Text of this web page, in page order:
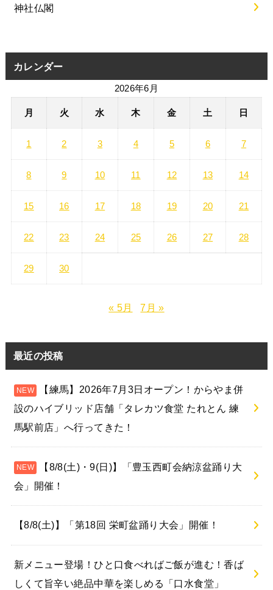
神社仏閣
カレンダー
2026年6月
月 火 水 木 金 土 日
1 2 3 4 5 6 7
8 9 10 11 12 13 14
15 16 17 18 19 20 21
22 23 24 25 26 27 28
29 30
« 5月 7月 »
最近の投稿
【練馬】2026年7月3日オープン！からやま併
設のハイブリッド店舗「タレカツ食堂 たれとん 練
馬駅前店」へ行ってきた！
【8/8(土)・9(日)】「豊玉西町会納涼盆踊り大
会」開催！
【8/8(土)】「第18回 栄町盆踊り大会」開催！
新メニュー登場！ひと口食べればご飯が進む！香ば
しくて旨辛い絶品中華を楽しめる「口水食堂」